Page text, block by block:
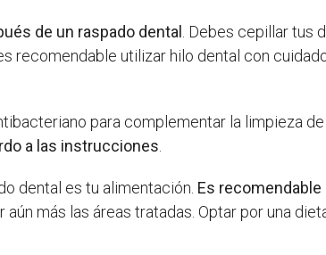
de un raspado dental . Debes cepillar tus
recomendable utilizar hilo dental con
para complementar la limpieza de
a las instrucciones
dental es tu alimentación. Es
aún más las áreas tratadas. Optar por una